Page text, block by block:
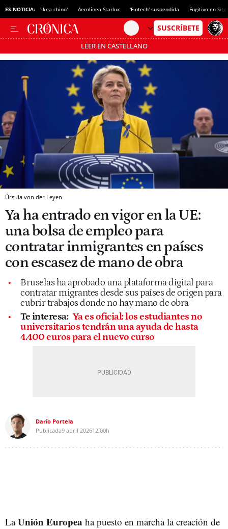
ES NOTICIA: 'Ikea chino' Aerolínea Starlux 'Fintech' suspendida Fugitivo en
LEER EN CASTELLANO
Pásate al MODO AHORRO
Úrsula von der Leyen
Ya ha entrado en vigor en la UE:
una bolsa de empleo para
contratar inmigrantes en países
con escasez de mano de obra
Bruselas ha aprobado una plataforma digital para
contratar migrantes desde sus países de origen para
cubrir trabajos donde no hay mano de obra
Te interesa: Ya es oficial: los estudiantes no
universitarios tendrán una ayuda de hasta
4.400 euros para el nuevo curso
Darío Portela
Publicada9 abril 202612:00h
LaUnión Europea ha puesto en marcha la creación de